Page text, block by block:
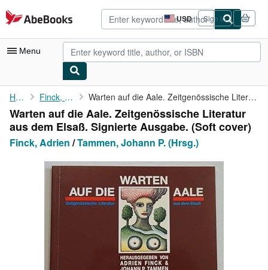
Skip to main content
AbeBooks.com USD
Site
shopping
preferences
Sign in
Menu
My Account
My Purchases
Advanced Search
Browse Collections
Rare Books
Art & Collectibles
Start Selling
Home Finck, Adrien Warten auf die Aale. Zeitgenössische Literatur aus dem Elsaß. ...
Warten auf die Aale. Zeitgenössische Literatur
aus dem Elsaß. Signierte Ausgabe. (Soft cover)
Finck, Adrien /Tammen, Johann P. (Hrsg.)